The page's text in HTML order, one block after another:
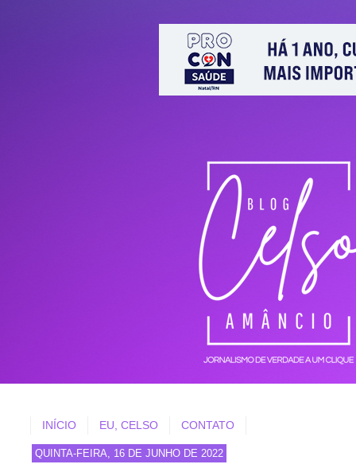
INÍCIO EU, CELSO CONTATO
QUINTA-FEIRA, 16 DE JUNHO DE 2022